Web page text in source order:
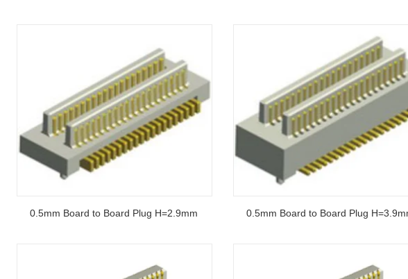
0.5mm Board to Board Plug H=2.9mm 0.5mm Board to Board Plug